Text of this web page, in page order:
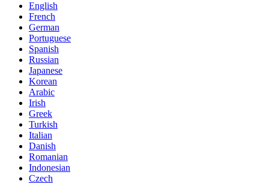
English
French
German
Portuguese
Spanish
Russian
Japanese
Korean
Arabic
Irish
Greek
Turkish
Italian
Danish
Romanian
Indonesian
Czech